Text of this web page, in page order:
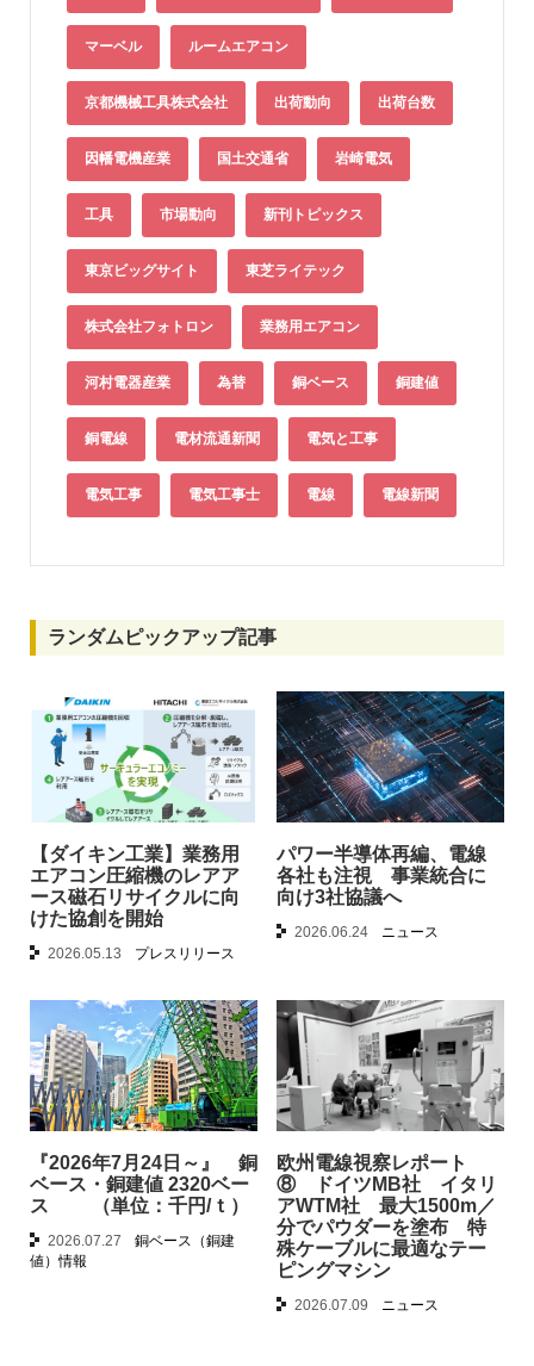
マーベル ルームエアコン
京都機械工具株式会社 出荷動向 出荷台数
因幡電機産業 国土交通省 岩崎電気
工具 市場動向 新刊トピックス
東京ビッグサイト 東芝ライテック
株式会社フォトロン 業務用エアコン
河村電器産業 為替 銅ベース 銅建値
銅電線 電材流通新聞 電気と工事
電気工事 電気工事士 電線 電線新聞
ランダムピックアップ記事
【ダイキン工業】業務用
エアコン圧縮機のレアア
ース磁石リサイクルに向
けた協創を開始
2026.05.13 プレスリリース
パワー半導体再編、電線
各社も注視 事業統合に
向け3社協議へ
2026.06.24 ニュース
『2026年7月24日～』 銅
ベース・銅建値 2320ベー
ス （単位：千円/ｔ）
2026.07.27
銅ベース（銅建
値）情報
欧州電線視察レポート
⑧ ドイツMB社 イタリ
アWTM社 最大1500m／
分でパウダーを塗布 特
殊ケーブルに最適なテー
ピングマシン
2026.07.09 ニュース